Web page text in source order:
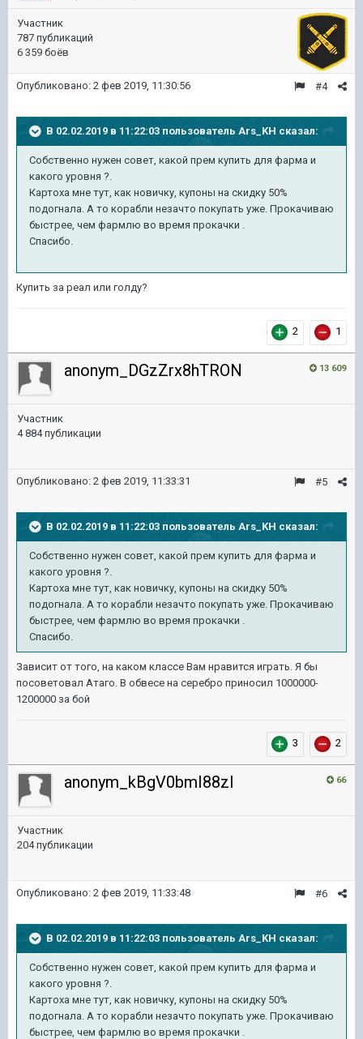
Участник
787 публикаций
6 359 боёв
#4
Опубликовано: 2 фев 2019, 11:30:56
В 02.02.2019 в 11:22:03 пользователь Ars_KH сказал:
Собственно нужен совет, какой прем купить для фарма и
какого уровня ?.
Картоха мне тут, как новичку, купоны на скидку 50%
подогнала. А то корабли незачто покупать уже. Прокачиваю
быстрее, чем фармлю во время прокачки .
Спасибо.
Купить за реал или голду?
2 1
13 609
anonym_DGzZrx8hTRON
Участник
4 884 публикации
#5
Опубликовано: 2 фев 2019, 11:33:31
В 02.02.2019 в 11:22:03 пользователь Ars_KH сказал:
Собственно нужен совет, какой прем купить для фарма и
какого уровня ?.
Картоха мне тут, как новичку, купоны на скидку 50%
подогнала. А то корабли незачто покупать уже. Прокачиваю
быстрее, чем фармлю во время прокачки .
Спасибо.
Зависит от того, на каком классе Вам нравится играть. Я бы
посоветовал Атаго. В обвесе на серебро приносил 1000000-
1200000 за бой
3 2
66
anonym_kBgV0bmI88zI
Участник
204 публикации
#6
Опубликовано: 2 фев 2019, 11:33:48
В 02.02.2019 в 11:22:03 пользователь Ars_KH сказал:
Собственно нужен совет, какой прем купить для фарма и
какого уровня ?.
Картоха мне тут, как новичку, купоны на скидку 50%
подогнала. А то корабли незачто покупать уже. Прокачиваю
быстрее, чем фармлю во время прокачки .